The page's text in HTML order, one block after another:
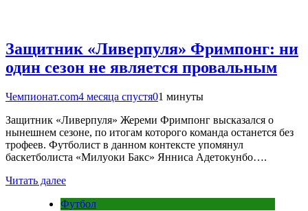
Защитник «Ливерпуля» Фримпонг: ни
один сезон не является провальным
Чемпионат.com4 месяца спустя01 минуты
Защитник «Ливерпуля» Жереми Фримпонг высказался о
нынешнем сезоне, по итогам которого команда останется без
трофеев. Футболист в данном контексте упомянул
баскетболиста «Милуоки Бакс» Янниса Адетокунбо….
Читать далее
Футбол